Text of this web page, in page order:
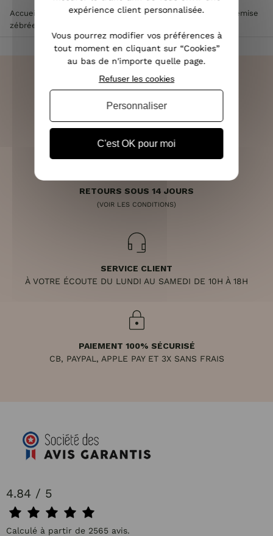
Accueil Vêtements femme >Tee Shirt / Top femme
Chemise
zébrée noire et blanche à volants
OFFERTE DÈS 70€
RETOURS SOUS 14 JOURS
(VOIR LES CONDITIONS)
SERVICE CLIENT
À VOTRE ÉCOUTE DU LUNDI AU SAMEDI DE 10H À 18H
PAIEMENT 100% SÉCURISÉ
CB, PAYPAL, APPLE PAY ET 3X SANS FRAIS
4.84 / 5
Calculé à partir de 2565 avis.
expérience client personnalisée.
Vous pourrez modifier vos préférences à
tout moment en cliquant sur “Cookies”
au bas de n'importe quelle page.
C'est OK pour moi
Refuser les cookies
Personnaliser